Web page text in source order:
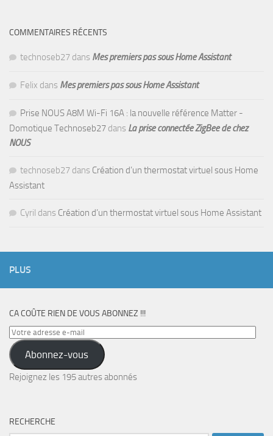
COMMENTAIRES RÉCENTS
technoseb27 dans Mes premiers pas sous Home Assistant
Felix dans Mes premiers pas sous Home Assistant
Prise NOUS A8M Wi-Fi 16A : la nouvelle référence Matter -
Domotique Technoseb27 dans La prise connectée ZigBee de chez
NOUS
technoseb27 dans Création d’un thermostat virtuel sous Home
Assistant
Cyril dans Création d’un thermostat virtuel sous Home Assistant
PLUS
CA COÛTE RIEN DE VOUS ABONNEZ !!!
Votre
adresse
e-
mail
Abonnez-vous
Rejoignez les 195 autres abonnés
RECHERCHE